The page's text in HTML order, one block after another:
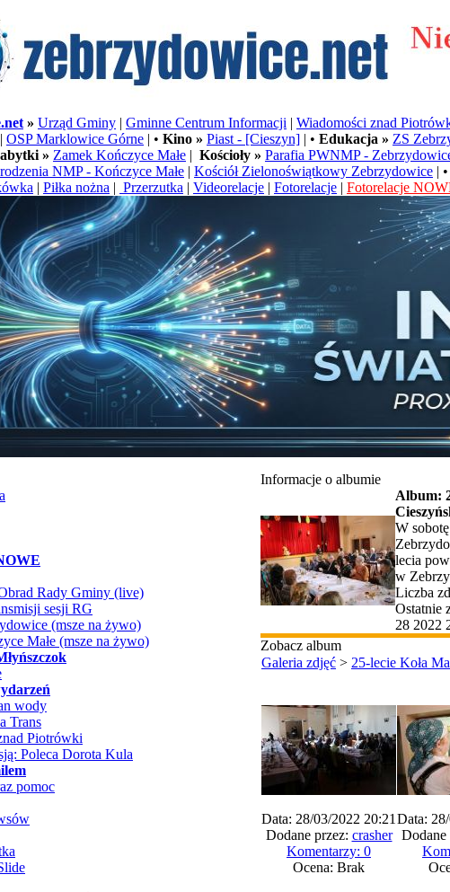
» Urząd Gminy | Gminne Centrum Informacji | Wiadomości znad
| OSP Marklowice Górne | • Kino » Piast - [Cieszyn] | • Edukacja » ZS
» Zamek Kończyce Małe | Kościoły » Parafia PWNMP -
NMP - Kończyce Małe | Kościół Zielonoświątkowy Zebrzydowice | •
| Piłka nożna | Przerzutka | Videorelacje | Fotorelacje | Fotorelacje
Rady Gminy (live)
sesji RG
(msze na żywo)
Małe (msze na żywo)
wody
Trans
Piotrówki
Poleca Dorota Kula
pomoc
Informacje o albumie
Album:
W
lecia
w
Liczba
Ostatnie
28 2022
Zobacz album
Galeria zdjęć > 25-lecie Koła
Data: 28/03/2022 20:21
Dodane przez: crasher
Komentarzy: 0
Ocena: Brak
Data:
Dodane